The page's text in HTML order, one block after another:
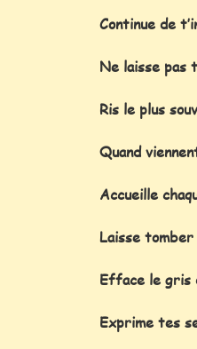
Continue de
Ne laisse pas
Ris le plus
Quand
Accueille
Laisse
Efface le gris
Exprime tes